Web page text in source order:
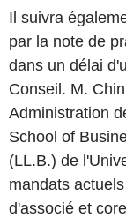
Il suivra
par la note de
dans un délai
Conseil. M.
Administration
School of
(LL.B.) de
mandats
d'associé et